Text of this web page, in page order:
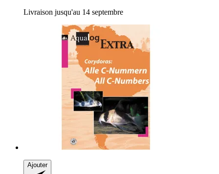
Livraison jusqu'au 14 septembre
Ajouter